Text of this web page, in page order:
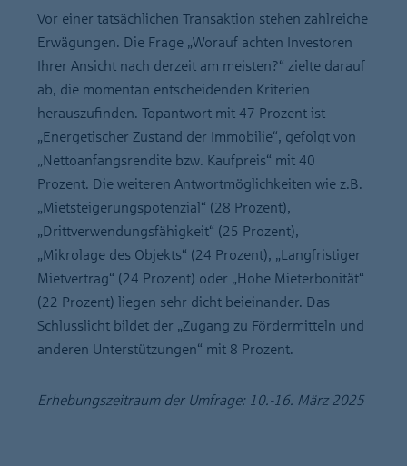
Vor einer tatsächlichen Transaktion stehen zahlreiche
Erwägungen. Die Frage „Worauf achten Investoren
Ihrer Ansicht nach derzeit am meisten?“ zielte darauf
ab, die momentan entscheidenden Kriterien
herauszufinden. Topantwort mit 47 Prozent ist
„Energetischer Zustand der Immobilie“, gefolgt von
„Nettoanfangsrendite bzw. Kaufpreis“ mit 40
Prozent. Die weiteren Antwortmöglichkeiten wie z.B.
„Mietsteigerungspotenzial“ (28 Prozent),
„Drittverwendungsfähigkeit“ (25 Prozent),
„Mikrolage des Objekts“ (24 Prozent), „Langfristiger
Mietvertrag“ (24 Prozent) oder „Hohe Mieterbonität“
(22 Prozent) liegen sehr dicht beieinander. Das
Schlusslicht bildet der „Zugang zu Fördermitteln und
anderen Unterstützungen“ mit 8 Prozent.
Erhebungszeitraum der Umfrage: 10.-16. März 2025